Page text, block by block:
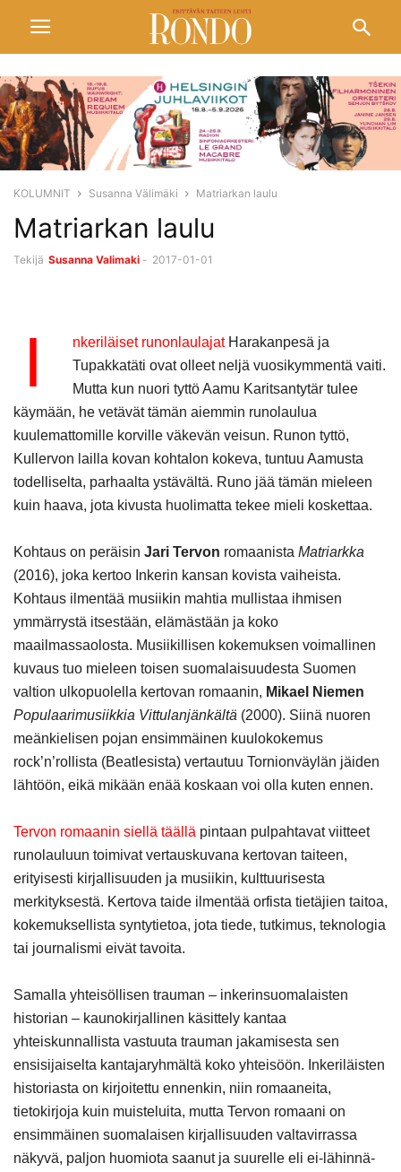
KOLUMNIT Susanna Välimäki Matriarkan laulu
Matriarkan laulu
Tekijä Susanna Valimaki - 2017-01-01
I nkeriläiset runonlaulajatHarakanpesä ja
Tupakkatäti ovat olleet neljä vuosikymmentä vaiti.
Mutta kun nuori tyttö Aamu Karitsantytär tulee
käymään, he vetävät tämän aiemmin runolaulua
kuulemattomille korville väkevän veisun. Runon tyttö,
Kullervon lailla kovan kohtalon kokeva, tuntuu Aamusta
todelliselta, parhaalta ystävältä. Runo jää tämän mieleen
kuin haava, jota kivusta huolimatta tekee mieli koskettaa.
Kohtaus on peräisin Jari Tervon romaanista Matriarkka
(2016), joka kertoo Inkerin kansan kovista vaiheista.
Kohtaus ilmentää musiikin mahtia mullistaa ihmisen
ymmärrystä itsestään, elämästään ja koko
maailmassaolosta. Musiikillisen kokemuksen voimallinen
kuvaus tuo mieleen toisen suomalaisuudesta Suomen
valtion ulkopuolella kertovan romaanin, Mikael Niemen
Populaarimusiikkia Vittulanjänkältä (2000). Siinä nuoren
meänkielisen pojan ensimmäinen kuulokokemus
rock’n’rollista (Beatlesista) vertautuu Tornionväylän jäiden
lähtöön, eikä mikään enää koskaan voi olla kuten ennen.
Tervon romaanin siellä täällä pintaan pulpahtavat viitteet
runolauluun toimivat vertauskuvana kertovan taiteen,
erityisesti kirjallisuuden ja musiikin, kulttuurisesta
merkityksestä. Kertova taide ilmentää orfista tietäjien taitoa,
kokemuksellista syntytietoa, jota tiede, tutkimus, teknologia
tai journalismi eivät tavoita.
Samalla yhteisöllisen trauman – inkerinsuomalaisten
historian – kaunokirjallinen käsittely kantaa
yhteiskunnallista vastuuta trauman jakamisesta sen
ensisijaiselta kantajaryhmältä koko yhteisöön. Inkeriläisten
historiasta on kirjoitettu ennenkin, niin romaaneita,
tietokirjoja kuin muisteluita, mutta Tervon romaani on
ensimmäinen suomalaisen kirjallisuuden valtavirrassa
näkyvä, paljon huomiota saanut ja suurelle eli ei-lähinnä-